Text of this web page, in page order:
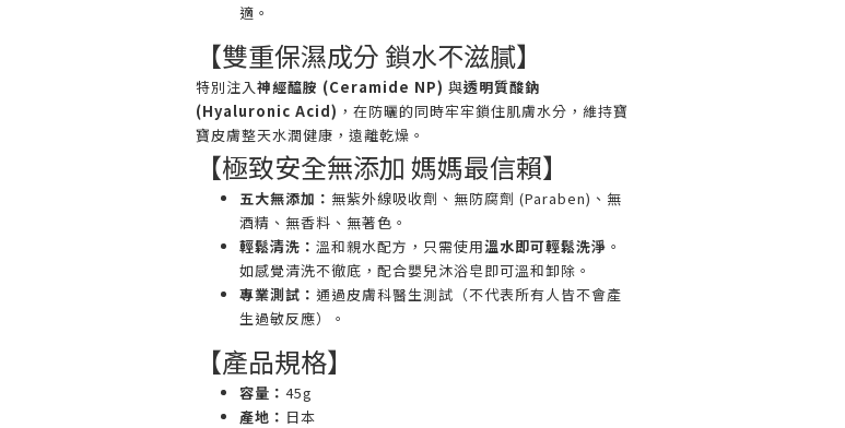
適。
【雙重保濕成分 鎖水不滋膩】
特別注入神經醯胺 (Ceramide NP) 與透明質酸鈉
(Hyaluronic Acid) ，在防曬的同時牢牢鎖住肌膚水分，維持寶
寶皮膚整天水潤健康，遠離乾燥。
【極致安全無添加 媽媽最信賴】
五大無添加： 無紫外線吸收劑、無防腐劑 (Paraben)、無
酒精、無香料、無著色。
輕鬆清洗： 溫和親水配方，只需使用溫水即可輕鬆洗淨 。
如感覺清洗不徹底，配合嬰兒沐浴皂即可溫和卸除。
專業測試： 通過皮膚科醫生測試（不代表所有人皆不會產
生過敏反應）。
【產品規格】
容量： 45g
產地： 日本